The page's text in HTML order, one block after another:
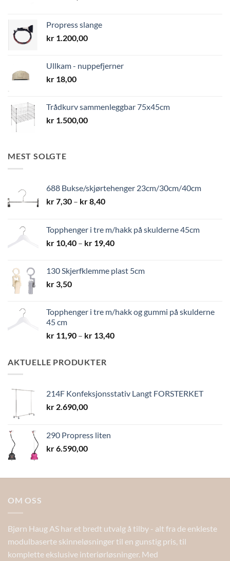
Propress slange
kr 1.200,00
Ullkam - nuppefjerner
kr 18,00
Trådkurv sammenleggbar 75x45cm
kr 1.500,00
MEST SOLGTE
688 Bukse/skjørtehenger 23cm/30cm/40cm
kr7,30 – kr8,40Prisområde:
kr 8,40
Topphenger i tre m/hakk på skulderne 45cm
kr 10,40 – kr 19,40Prisområde:
kr 19,40
130 Skjerfklemme plast 5cm
kr 3,50
Topphenger i tre m/hakk og gummi på skulderne
45 cm
kr 11,90 – kr 13,40Prisområde:
AKTUELLE PRODUKTER
214F Konfeksjonsstativ Langt FORSTERKET
kr 2.690,00
290 Propress liten
kr6.590,00
OM OSS
Bjørn Haug AS har et bredt utvalg å tilby - alt fra de enkleste
modulbaserte skinneløsninger til en gunstig pris, til
komplette ekslusive interiørløsninger. Med